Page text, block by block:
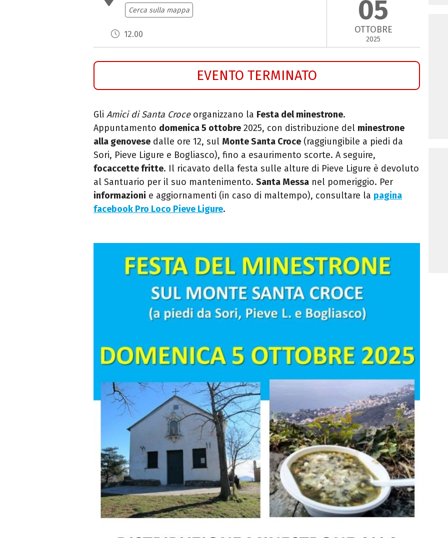
Cerca sulla mappa
12.00
05
OTTOBRE
2025
EVENTO TERMINATO
Gli Amici di Santa Croceorganizzano la Festa del minestrone.
Appuntamento domenica 5 ottobre 2025, con distribuzione del minestrone
alla genovese dalle ore 12, sul Monte Santa Croce (raggiungibile a piedi da
Sori, Pieve Ligure e Bogliasco), fino a esaurimento scorte. A seguire,
focaccette fritte. Il ricavato della festa sulle alture di Pieve Ligure è devoluto
al Santuario per il suo mantenimento. Santa Messa nel pomeriggio. Per
informazioni e aggiornamenti (in caso di maltempo), consultare la pagina
facebook Pro Loco Pieve Ligure.